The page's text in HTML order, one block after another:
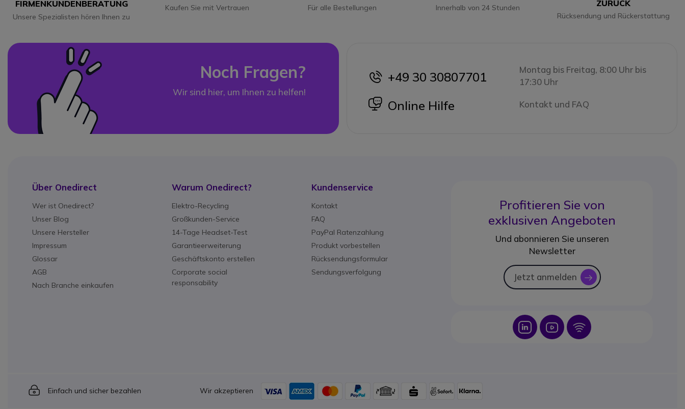
FIRMENKUNDENBERATUNG
Unsere Spezialisten hören Ihnen zu
Kaufen Sie mit Vertrauen Für alle Bestellungen Innerhalb von 24 Stunden
ZURÜCK
Rücksendung und Rückerstattung
Noch Fragen?
Wir sind hier, um Ihnen zu helfen!
icon
+49 30 30807701
Montag bis Freitag, 8:00 Uhr bis
17:30 Uhr
icon
Online Hilfe Kontakt und FAQ
Über Onedirect
Wer ist Onedirect?
Unser Blog
Unsere Hersteller
Impressum
Glossar
AGB
Nach Branche einkaufen
Warum Onedirect?
Elektro-Recycling
Großkunden-Service
14-Tage Headset-Test
Garantieerweiterung
Geschäftskonto erstellen
Corporate social
responsability
Kundenservice
Kontakt
FAQ
PayPal Ratenzahlung
Produkt vorbestellen
Rücksendungsformular
Sendungsverfolgung
Profitieren Sie von
exklusiven Angeboten
Und abonnieren Sie unseren
Newsletter
Jetzt anmelden icon
Icon Icon Icon
Icon
Einfach und sicher bezahlen Wir akzeptieren